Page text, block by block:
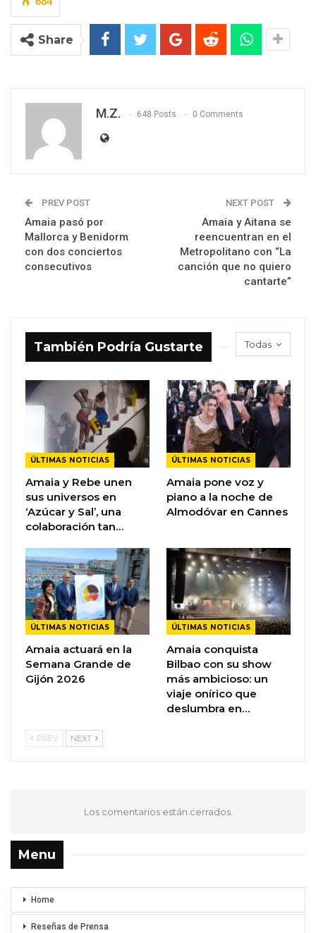
Share
M.Z. 648 Posts 0 Comments
PREV POST
Amaia pasó por
Mallorca y Benidorm
con dos conciertos
consecutivos
NEXT POST
Amaia y Aitana se
reencuentran en el
Metropolitano con “La
canción que no quiero
cantarte”
Todas
También Podría Gustarte
ÚLTIMAS NOTICIAS
Amaia y Rebe unen
sus universos en
‘Azúcar y Sal’, una
colaboración tan…
ÚLTIMAS NOTICIAS
Amaia pone voz y
piano a la noche de
Almodóvar en Cannes
ÚLTIMAS NOTICIAS
Amaia actuará en la
Semana Grande de
Gijón 2026
ÚLTIMAS NOTICIAS
Amaia conquista
Bilbao con su show
más ambicioso: un
viaje onírico que
deslumbra en…
PREV NEXT
Los comentarios están cerrados.
Menu
Home
Reseñas de Prensa